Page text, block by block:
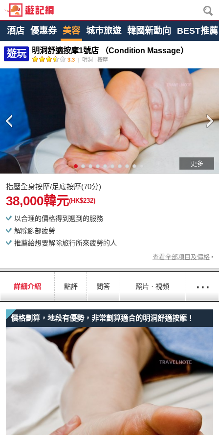
酒店 優惠券 美容 城市旅遊 韓國新動向 BEST推薦
遊玩 明洞舒適按摩1號店 （Condition Massage）
3.3 | 明洞 | 按摩
更多
指壓全身按摩/足底按摩(70分)
38,000韓元(HK$232)
以合理的價格得到週到的服務
解除腳部疲勞
推薦給想要解除旅行所來疲勞的人
查看全部項目及價格
詳細介紹 點評 問答 照片ㆍ視頻 ···
價格劃算，地段有優勢，非常劃算適合的明洞舒適按摩！